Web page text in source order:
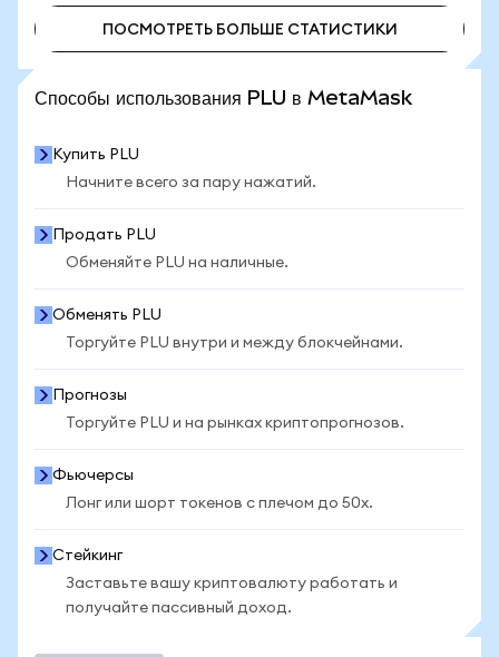
ПОСМОТРЕТЬ БОЛЬШЕ СТАТИСТИКИ
Способы использования PLU в MetaMask
Купить PLU
Начните всего за пару нажатий.
Продать PLU
Обменяйте PLU на наличные.
Обменять PLU
Торгуйте PLU внутри и между блокчейнами.
Прогнозы
Торгуйте PLU и на рынках криптопрогнозов.
Фьючерсы
Лонг или шорт токенов с плечом до 50x.
Стейкинг
Заставьте вашу криптовалюту работать и
получайте пассивный доход.